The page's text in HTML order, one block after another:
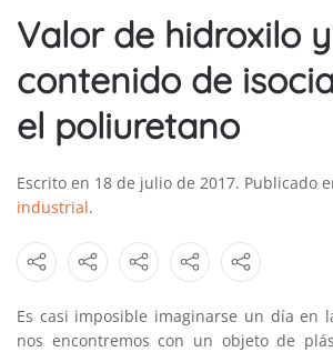
Valor de hidroxilo y
contenido de
el poliuretano
Escrito en 18 de julio de 2017. Publicado
industrial.
Es casi imposible imaginarse un día en
nos encontremos con un objeto de